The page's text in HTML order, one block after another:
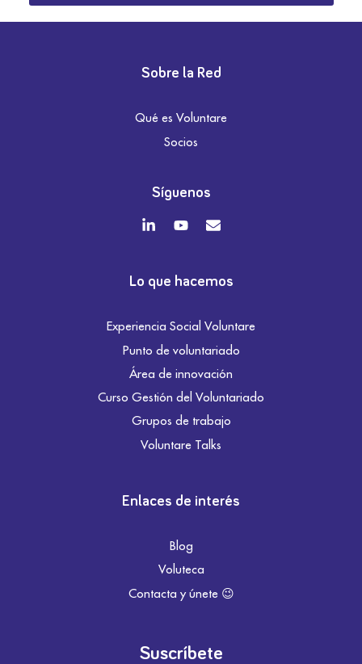
Sobre la Red
Qué es Voluntare
Socios
Síguenos
Lo que hacemos
Experiencia Social Voluntare
Punto de voluntariado
Área de innovación
Curso Gestión del Voluntariado
Grupos de trabajo
Voluntare Talks
Enlaces de interés
Blog
Voluteca
Contacta y únete 😉
Suscríbete